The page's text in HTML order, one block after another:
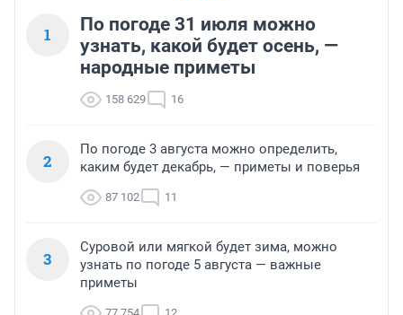
1
По погоде 31 июля можно
узнать, какой будет осень, —
народные приметы
158 629 16
2
По погоде 3 августа можно определить,
каким будет декабрь, — приметы и поверья
87 102 11
3
Суровой или мягкой будет зима, можно
узнать по погоде 5 августа — важные
приметы